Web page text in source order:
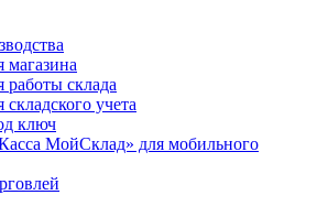
магазина
работы склада
учета
ключ
МойСклад» для мобильного